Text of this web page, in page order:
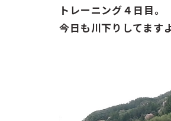
トレーニング４日目。
今日も川下りしてます